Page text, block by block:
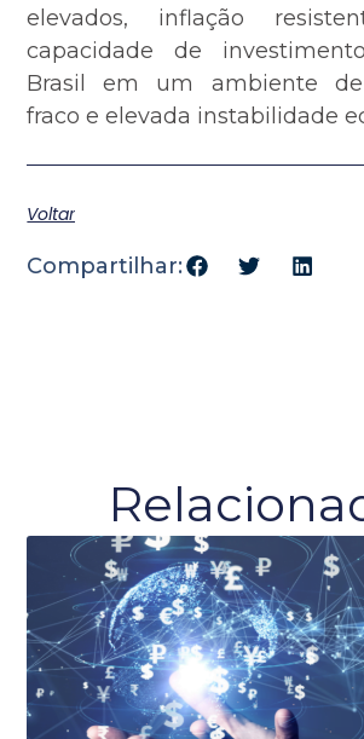
elevados, inflação
capacidade de
Brasil em um ambiente de
fraco e elevada instabilidade
Voltar
Compartilhar: